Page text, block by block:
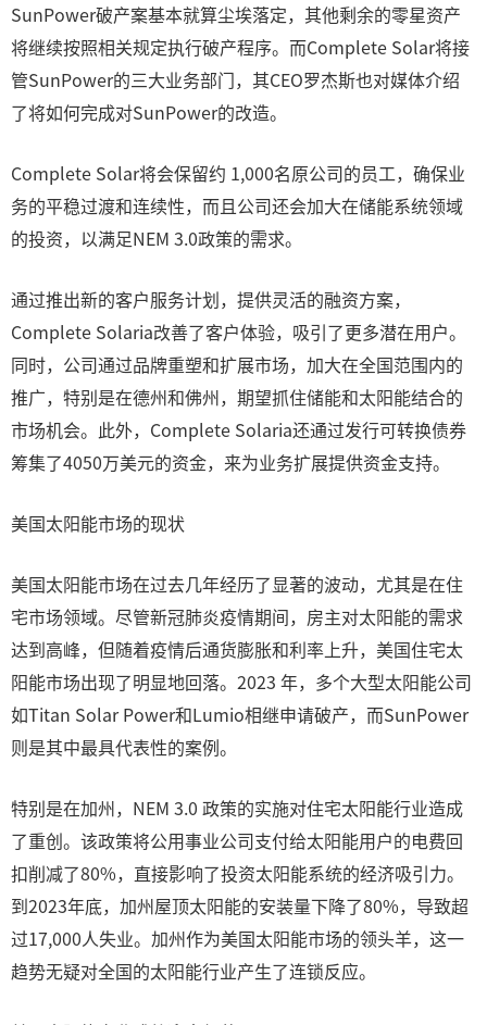
SunPower破产案基本就算尘埃落定，其他剩余的零星资产
将继续按照相关规定执行破产程序。而Complete Solar将接
管SunPower的三大业务部门，其CEO罗杰斯也对媒体介绍
了将如何完成对SunPower的改造。
Complete Solar将会保留约 1,000名原公司的员工，确保业
务的平稳过渡和连续性，而且公司还会加大在储能系统领域
的投资，以满足NEM 3.0政策的需求。
通过推出新的客户服务计划，提供灵活的融资方案，
Complete Solaria改善了客户体验，吸引了更多潜在用户。
同时，公司通过品牌重塑和扩展市场，加大在全国范围内的
推广，特别是在德州和佛州，期望抓住储能和太阳能结合的
市场机会。此外，Complete Solaria还通过发行可转换债券
筹集了4050万美元的资金，来为业务扩展提供资金支持。
美国太阳能市场的现状
美国太阳能市场在过去几年经历了显著的波动，尤其是在住
宅市场领域。尽管新冠肺炎疫情期间，房主对太阳能的需求
达到高峰，但随着疫情后通货膨胀和利率上升，美国住宅太
阳能市场出现了明显地回落。2023 年，多个大型太阳能公司
如Titan Solar Power和Lumio相继申请破产，而SunPower
则是其中最具代表性的案例。
特别是在加州，NEM 3.0 政策的实施对住宅太阳能行业造成
了重创。该政策将公用事业公司支付给太阳能用户的电费回
扣削减了80%，直接影响了投资太阳能系统的经济吸引力。
到2023年底，加州屋顶太阳能的安装量下降了80%，导致超
过17,000人失业。加州作为美国太阳能市场的领头羊，这一
趋势无疑对全国的太阳能行业产生了连锁反应。